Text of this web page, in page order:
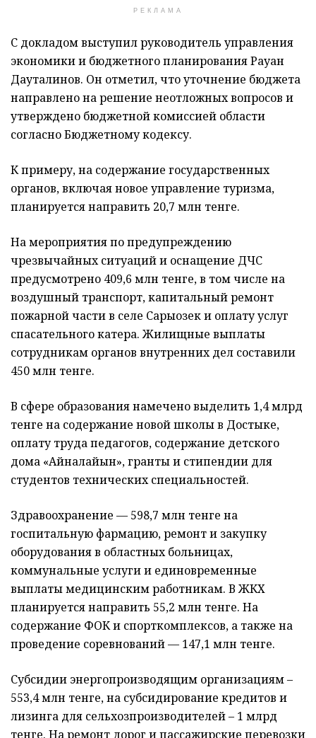
РЕКЛАМА
С докладом выступил руководитель управления
экономики и бюджетного планирования Рауан
Дауталинов. Он отметил, что уточнение бюджета
направлено на решение неотложных вопросов и
утверждено бюджетной комиссией области
согласно Бюджетному кодексу.
К примеру, на содержание государственных
органов, включая новое управление туризма,
планируется направить 20,7 млн тенге.
На мероприятия по предупреждению
чрезвычайных ситуаций и оснащение ДЧС
предусмотрено 409,6 млн тенге, в том числе на
воздушный транспорт, капитальный ремонт
пожарной части в селе Сарыозек и оплату услуг
спасательного катера. Жилищные выплаты
сотрудникам органов внутренних дел составили
450 млн тенге.
В сфере образования намечено выделить 1,4 млрд
тенге на содержание новой школы в Достыке,
оплату труда педагогов, содержание детского
дома «Айналайын», гранты и стипендии для
студентов технических специальностей.
Здравоохранение — 598,7 млн тенге на
госпитальную фармацию, ремонт и закупку
оборудования в областных больницах,
коммунальные услуги и единовременные
выплаты медицинским работникам. В ЖКХ
планируется направить 55,2 млн тенге. На
содержание ФОК и спорткомплексов, а также на
проведение соревнований — 147,1 млн тенге.
Субсидии энергопроизводящим организациям –
553,4 млн тенге, на субсидирование кредитов и
лизинга для сельхозпроизводителей – 1 млрд
тенге. На ремонт дорог и пассажирские перевозки